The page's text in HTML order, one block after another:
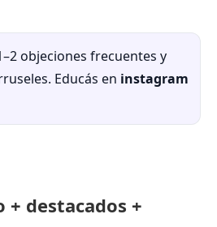
objeciones frecuentes y
Educás en instagram
+ destacados +